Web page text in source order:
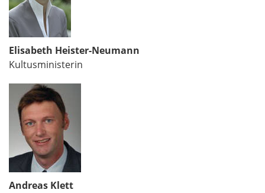
Elisabeth Heister-Neumann
Kultusministerin
Andreas Klett